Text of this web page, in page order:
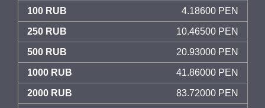
100 RUB 4.18600 PEN
250 RUB 10.46500 PEN
500 RUB 20.93000 PEN
1000 RUB 41.86000 PEN
2000 RUB 83.72000 PEN